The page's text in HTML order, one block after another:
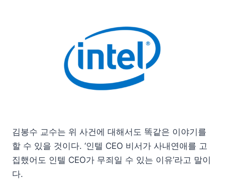
김봉수 교수는 위 사건에 대해서도 똑같은 이야기를
할 수 있을 것이다. ‘인텔 CEO 비서가 사내연애를 고
집했어도 인텔 CEO가 무죄일 수 있는 이유’라고 말이
다.